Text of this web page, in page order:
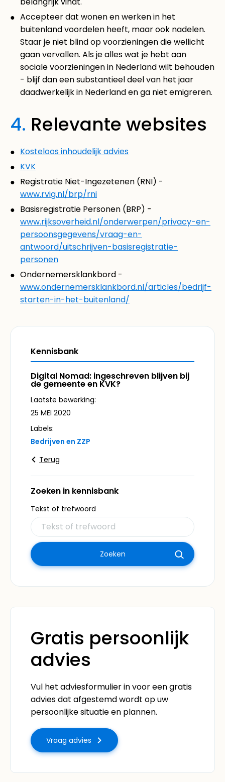
Accepteer dat wonen en werken in het
buitenland voordelen heeft, maar ook nadelen.
Staar je niet blind op voorzieningen die wellicht
gaan vervallen. Als je alles wat je hebt aan
sociale voorzieningen in Nederland wilt behouden
- blijf dan een substantieel deel van het jaar
daadwerkelijk in Nederland en ga niet emigreren.
4. Relevante websites
Kosteloos inhoudelijk advies
KVK
Registratie Niet-Ingezetenen (RNI) -
www.rvig.nl/brp/rni
Basisregistratie Personen (BRP) -
www.rijksoverheid.nl/onderwerpen/privacy-en-
persoonsgegevens/vraag-en-
antwoord/uitschrijven-basisregistratie-
personen
Ondernemersklankbord -
www.ondernemersklankbord.nl/articles/bedrijf-
starten-in-het-buitenland/
Kennisbank
Digital Nomad: ingeschreven blijven bij
de gemeente en KVK?
Laatste bewerking:
25 MEI 2020
Labels:
Bedrijven en ZZP
Terug
Zoeken in kennisbank
Tekst of trefwoord
Gratis persoonlijk
advies
Vul het adviesformulier in voor een gratis
advies dat afgestemd wordt op uw
persoonlijke situatie en plannen.
Vraag advies